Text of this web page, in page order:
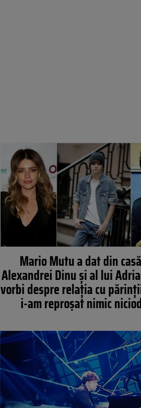
Mario Mutu a dat din
Alexandrei Dinu și al lui
vorbi despre relația cu
i-am reproșat nimic